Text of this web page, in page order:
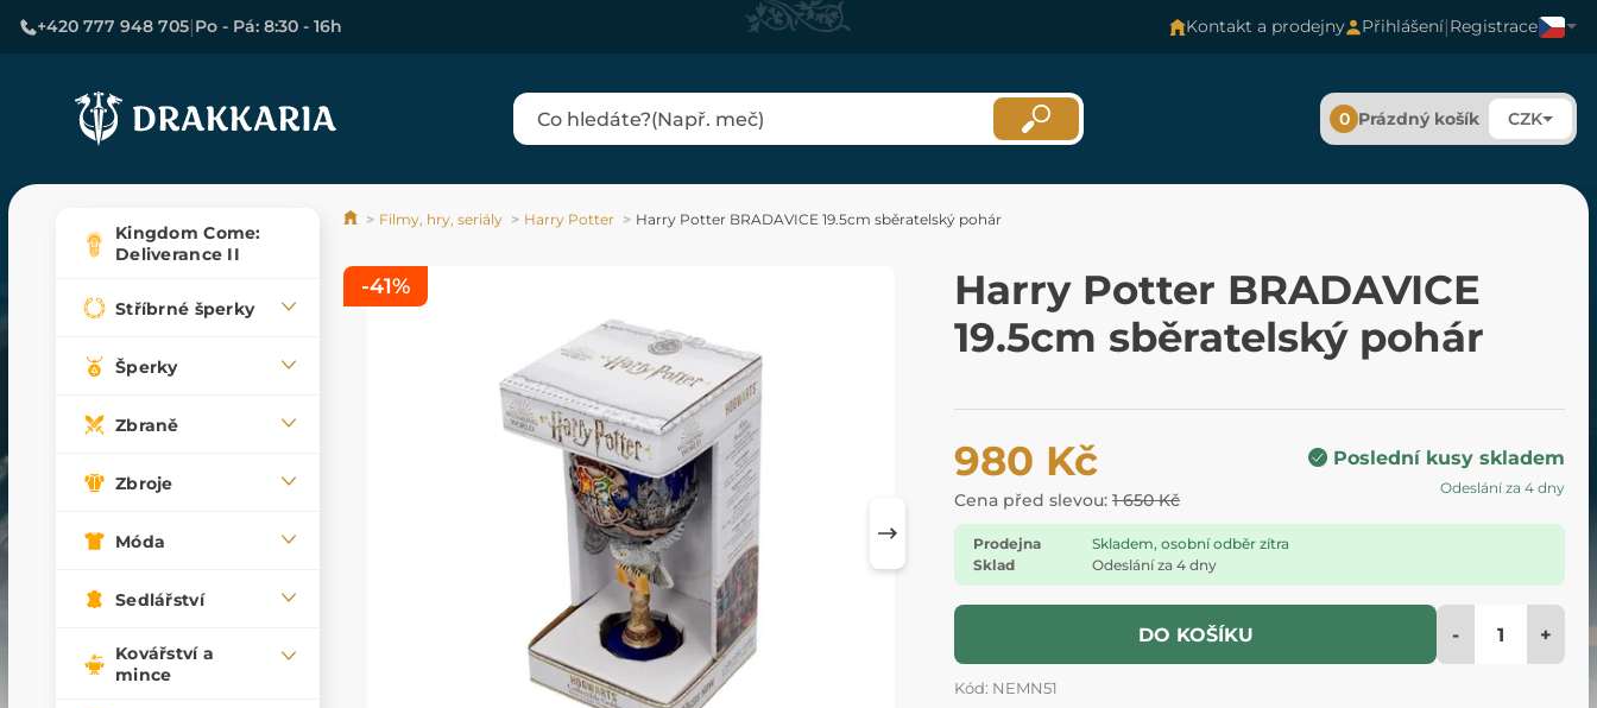
+420 777 948 705|Po - Pá: 8:30 - 16h Kontakt a prodejny Přihlášení|Registrace
0 Prázdný košík CZK
Kingdom Come:
Deliverance II
Stříbrné šperky
Šperky
Zbraně
Zbroje
Móda
Sedlářství
Kovářství a
mince
Filmy, hry, seriály Harry Potter Harry Potter BRADAVICE 19.5cm sběratelský pohár
Harry Potter BRADAVICE
19.5cm sběratelský pohár
980 Kč
Cena před slevou: 1 650 Kč
Poslední kusy skladem
Odeslání za 4 dny
Prodejna
Skladem, osobní odběr zítra
Sklad
Odeslání za 4 dny
DO KOŠÍKU - +
Kód: NEMN51
-41%